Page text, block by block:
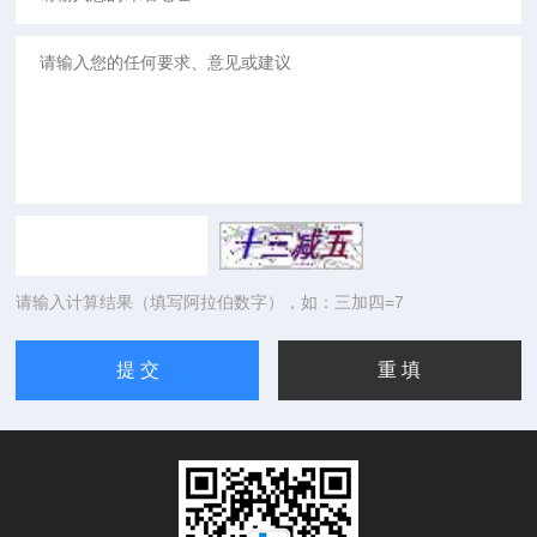
请输入计算结果（填写阿拉伯数字），如：三加四=7